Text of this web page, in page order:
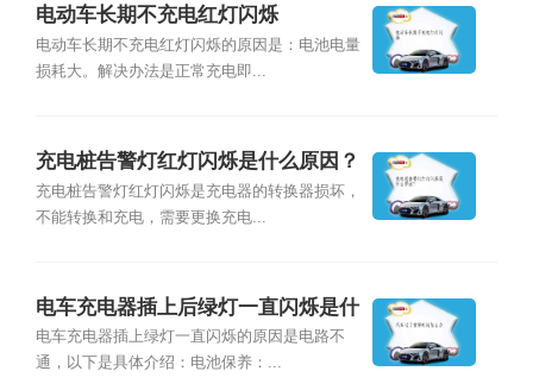
电动车长期不充电红灯闪烁
电动车长期不充电红灯闪烁的原因是：电池电量
损耗大。解决办法是正常充电即...
充电桩告警灯红灯闪烁是什么原因？
充电桩告警灯红灯闪烁是充电器的转换器损坏，
不能转换和充电，需要更换充电...
电车充电器插上后绿灯一直闪烁是什
么原因？
电车充电器插上绿灯一直闪烁的原因是电路不
通，以下是具体介绍：电池保养：...